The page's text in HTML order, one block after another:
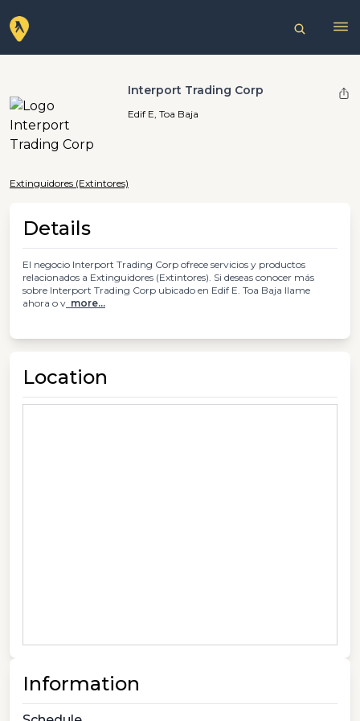
Interport Trading Corp
Edif E, Toa Baja
Extinguidores (Extintores)
Details
El negocio Interport Trading Corp ofrece servicios y productos
relacionados a Extinguidores (Extintores). Si deseas conocer más
sobre Interport Trading Corp ubicado en Edif E. Toa Baja llame
ahora o v more...
Location
Information